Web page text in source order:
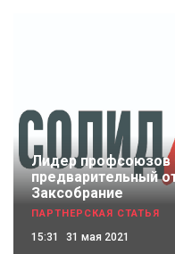
Лидер
предварительный
Заксобрание
ПАРТНЕРСКАЯ СТАТЬЯ
15:31 31 мая 2021